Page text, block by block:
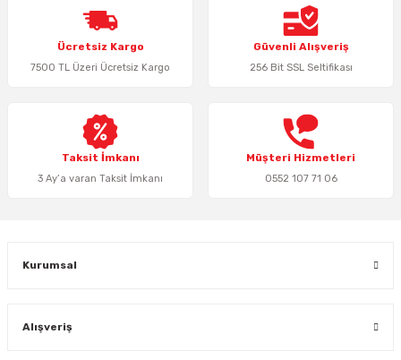
Ürün resmi kalitesiz, bozuk veya görüntülenemiyor.
Ürün açıklamasında eksik bilgiler bulunuyor.
Ürün bilgilerinde hatalar bulunuyor.
Bu ürüne benzer farklı alternatifler olmalı.
Ücretsiz Kargo
7500 TL Üzeri Ücretsiz Kargo
Güvenli Alışveriş
256 Bit SSL Seltifikası
Taksit İmkanı
3 Ay’a varan Taksit İmkanı
Müşteri Hizmetleri
0552 107 71 06
Kurumsal
Alışveriş